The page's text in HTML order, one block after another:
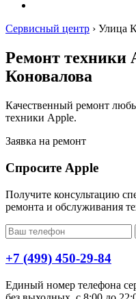
Сервисный центр › Улица
Ремонт техники
Коновалова
Качественный ремонт
техники Apple.
Заявка на ремонт
Спросите Apple
Получите консультацию
ремонта и обслуживания
+7 (499) 450-29-84
Единый номер телефона